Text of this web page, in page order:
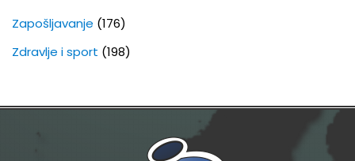
Zapošljavanje (176)
Zdravlje i sport (198)